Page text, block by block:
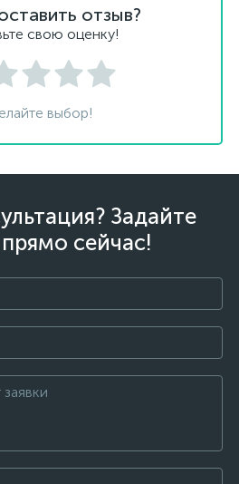
отзыв?
свою оценку!
выбор!
Задайте
сейчас!